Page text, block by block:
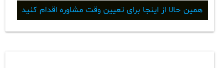
همین حالا از اینجا برای تعیین وقت مشاوره اقدام کنید